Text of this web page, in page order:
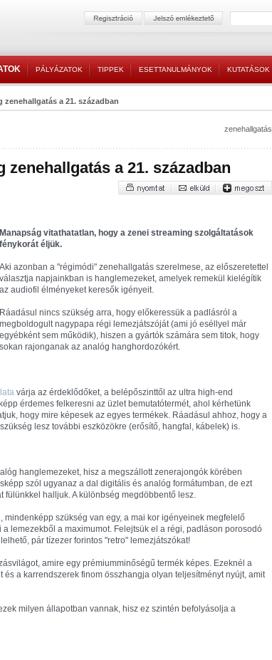
PÁLYÁZATOK TIPPEK ESETTANULMÁNYOK KUTATÁSOK
zenehallgatás a 21. században
zenehallgatás
a 21. században
Manapság vitathatatlan, hogy a zenei streaming szolgáltatások
fénykorát éljük.
Aki azonban a "régimódi" zenehallgatás szerelmese, az előszeretettel
választja napjainkban is hanglemezeket, amelyek remekül kielégítik
az audiofil élményeket keresők igényeit.
Ráadásul nincs szükség arra, hogy előkeressük a padlásról a
megboldogult nagypapa régi lemezjátszóját (ami jó eséllyel már
egyébként sem működik), hiszen a gyártók számára sem titok, hogy
sokan rajonganak az analóg hanghordozókért.
várja az érdeklődőket, a belépőszinttől az ultra high-end
érdemes felkeresni az üzlet bemutatótermét, ahol kérhetünk
hogy mire képesek az egyes termékek. Ráadásul ahhoz, hogy a
lesz további eszközökre (erősítő, hangfal, kábelek) is.
hanglemezeket, hisz a megszállott zenerajongók körében
szól ugyanaz a dal digitális és analóg formátumban, de ezt
fülünkkel halljuk. A különbség megdöbbentő lesz.
mindenképp szükség van egy, a mai kor igényeinek megfelelő
lemezekből a maximumot. Felejtsük el a régi, padláson porosodó
pár tízezer forintos "retro" lemezjátszókat!
amire egy prémiumminőségű termék képes. Ezeknél a
és a karrendszerek finom összhangja olyan teljesítményt nyújt, amit
milyen állapotban vannak, hisz ez szintén befolyásolja a